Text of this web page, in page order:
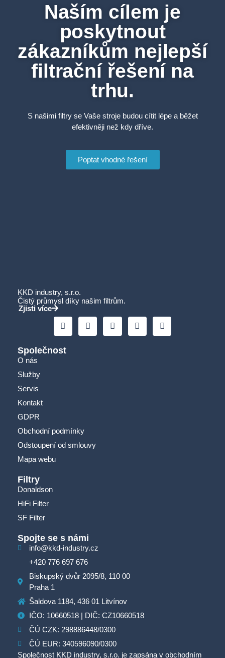
Naším cílem je
poskytnout
zákazníkům nejlepší
filtrační řešení na
trhu.
S našimi filtry se Vaše stroje budou cítit lépe a běžet
efektivněji než kdy dříve.
Poptat vhodné řešení
KKD industry, s.r.o.
Čistý průmysl díky našim filtrům.
Zjisti více
Společnost
O nás
Služby
Servis
Kontakt
GDPR
Obchodní podmínky
Odstoupení od smlouvy
Mapa webu
Filtry
Donaldson
HiFi Filter
SF Filter
Spojte se s námi
info@kkd-industry.cz
+420 776 697 676
Biskupský dvůr 2095/8, 110 00
Praha 1
Šaldova 1184, 436 01 Litvínov
IČO: 10660518 | DIČ: CZ10660518
ČÚ CZK: 298886448/0300
ČÚ EUR: 340596090/0300
Společnost KKD industry, s.r.o. je zapsána v obchodním